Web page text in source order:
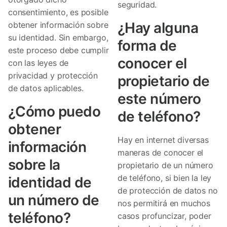
consentimiento, es posible
obtener información sobre
su identidad. Sin embargo,
este proceso debe cumplir
con las leyes de
privacidad y protección
de datos aplicables.
¿Cómo puedo
obtener
información
sobre la
identidad de
un número de
teléfono?
seguridad.
¿Hay alguna
forma de
conocer el
propietario de
este número
de teléfono?
Hay en internet diversas
maneras de conocer el
propietario de un número
de teléfono, si bien la ley
de protección de datos no
nos permitirá en muchos
casos profuncizar, poder